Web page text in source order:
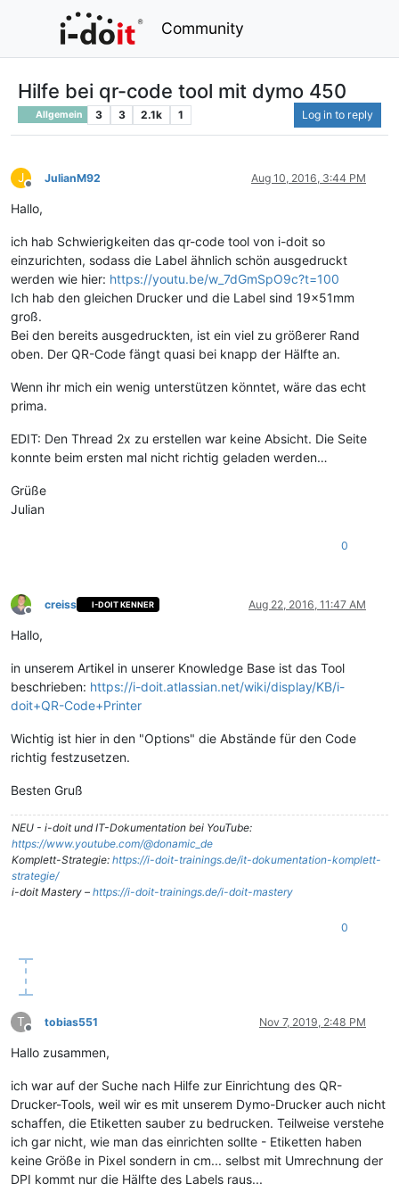
Community
Hilfe bei qr-code tool mit dymo 450
Allgemein 3 3 2.1k 1 Log in to reply
J
Offline
JulianM92 Aug 10, 2016, 3:44 PM
Hallo,
ich hab Schwierigkeiten das qr-code tool von i-doit so
einzurichten, sodass die Label ähnlich schön ausgedruckt
werden wie hier: https://youtu.be/w_7dGmSpO9c?t=100
Ich hab den gleichen Drucker und die Label sind 19x51mm
groß.
Bei den bereits ausgedruckten, ist ein viel zu größerer Rand
oben. Der QR-Code fängt quasi bei knapp der Hälfte an.
Wenn ihr mich ein wenig unterstützen könntet, wäre das echt
prima.
EDIT: Den Thread 2x zu erstellen war keine Absicht. Die Seite
konnte beim ersten mal nicht richtig geladen werden…
Grüße
Julian
0
Offline
creiss I-DOIT KENNER Aug 22, 2016, 11:47 AM
Hallo,
in unserem Artikel in unserer Knowledge Base ist das Tool
beschrieben: https://i-doit.atlassian.net/wiki/display/KB/i-
doit+QR-Code+Printer
Wichtig ist hier in den "Options" die Abstände für den Code
richtig festzusetzen.
Besten Gruß
NEU - i-doit und IT-Dokumentation bei YouTube:
https://www.youtube.com/@donamic_de
Komplett-Strategie: https://i-doit-trainings.de/it-dokumentation-komplett-
strategie/
i-doit Mastery – https://i-doit-trainings.de/i-doit-mastery
0
T
Offline
tobias551 Nov 7, 2019, 2:48 PM
Hallo zusammen,
ich war auf der Suche nach Hilfe zur Einrichtung des QR-
Drucker-Tools, weil wir es mit unserem Dymo-Drucker auch nicht
schaffen, die Etiketten sauber zu bedrucken. Teilweise verstehe
ich gar nicht, wie man das einrichten sollte - Etiketten haben
keine Größe in Pixel sondern in cm... selbst mit Umrechnung der
DPI kommt nur die Hälfte des Labels raus...